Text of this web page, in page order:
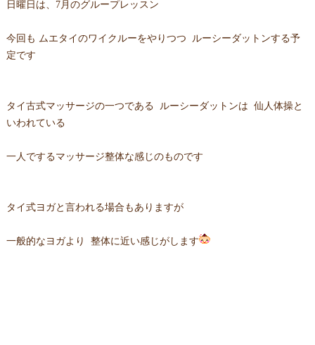
日曜日は、7月のグループレッスン
今回も ムエタイのワイクルーをやりつつ ルーシーダットンする予
定です
タイ古式マッサージの一つである ルーシーダットンは 仙人体操と
いわれている
一人でするマッサージ整体な感じのものです
タイ式ヨガと言われる場合もありますが
一般的なヨガより 整体に近い感じがします